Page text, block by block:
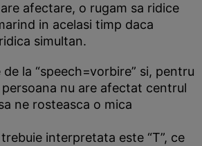
afectare, o rugam sa ridice
in acelasi timp daca
simultan.
de la “speech=vorbire” si, pentru
nu are afectat centrul
ne rosteasca o mica
interpretata este “T”, ce